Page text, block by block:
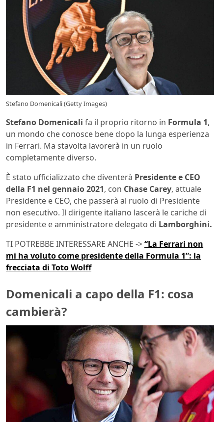
Stefano Domenicali (Getty Images)
Stefano Domenicali fa il proprio ritorno in Formula 1,
un mondo che conosce bene dopo la lunga esperienza
in Ferrari. Ma stavolta lavorerà in un ruolo
completamente diverso.
È stato ufficializzato che diventerà Presidente e CEO
della F1 nel gennaio 2021, con Chase Carey, attuale
Presidente e CEO, che passerà al ruolo di Presidente
non esecutivo. Il dirigente italiano lascerà le cariche di
presidente e amministratore delegato di Lamborghini.
TI POTREBBE INTERESSARE ANCHE ->“La Ferrari non
mi ha voluto come presidente della Formula 1”: la
frecciata di Toto Wolff
Domenicali a capo della F1: cosa
cambierà?